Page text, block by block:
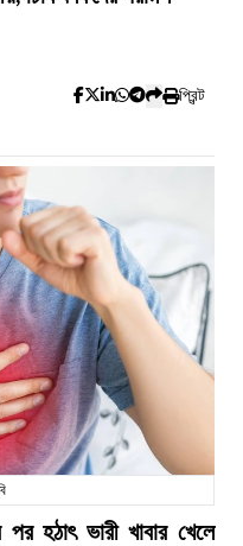
প্রিন্ট
হঠাৎ ভারী খাবার খেলে